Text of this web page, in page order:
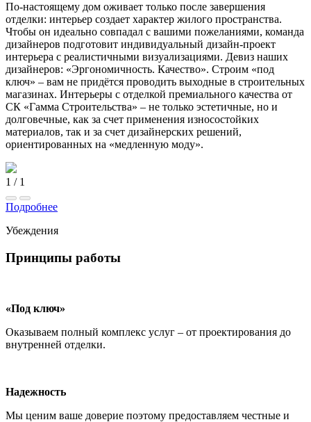
По-настоящему дом оживает только после завершения
отделки: интерьер создает характер жилого пространства.
Чтобы он идеально совпадал с вашими пожеланиями, команда
дизайнеров подготовит индивидуальный дизайн-проект
интерьера с реалистичными визуализациями. Девиз наших
дизайнеров: «Эргономичность. Качество». Строим «под
ключ» – вам не придётся проводить выходные в строительных
магазинах. Интерьеры с отделкой премиального качества от
СК «Гамма Строительства» – не только эстетичные, но и
долговечные, как за счет применения износостойких
материалов, так и за счет дизайнерских решений,
ориентированных на «медленную моду».
1 / 1
Подробнее
Убеждения
Принципы работы
«Под ключ»
Оказываем полный комплекс услуг – от проектирования до
внутренней отделки.
Надежность
Мы ценим ваше доверие поэтому предоставляем честные и